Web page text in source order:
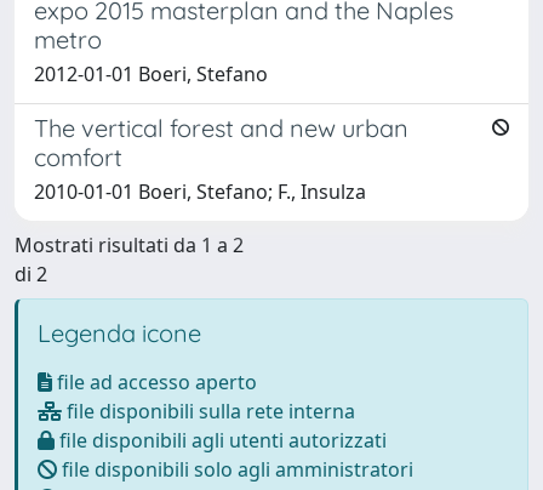
expo 2015 masterplan and the Naples
metro
2012-01-01 Boeri, Stefano
The vertical forest and new urban
comfort
2010-01-01 Boeri, Stefano; F., Insulza
Mostrati risultati da 1 a 2
di 2
Legenda icone
file ad accesso aperto
file disponibili sulla rete interna
file disponibili agli utenti autorizzati
file disponibili solo agli amministratori